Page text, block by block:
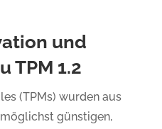
und
TPM 1.2
(TPMs) wurden aus
günstigen,